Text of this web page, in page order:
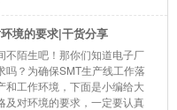
境的要求|干货分享
不陌生吧！那你们知道电子厂
吗？为确保SMT生产线工作落
和工作环境，下面是小编给大
及对环境的要求，一定要认真